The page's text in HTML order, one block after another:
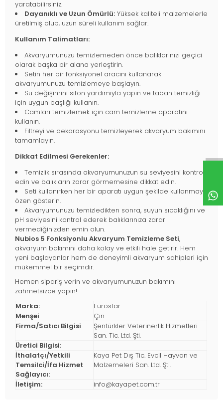
yaratabilirsiniz.
Dayanıklı ve Uzun Ömürlü: Yüksek kaliteli malzemelerle
üretilmiş olup, uzun süreli kullanım sağlar.
Kullanım Talimatları:
Akvaryumunuzu temizlemeden önce balıklarınızı geçici
olarak başka bir alana yerleştirin.
Setin her bir fonksiyonel aracını kullanarak
akvaryumunuzu temizlemeye başlayın.
Su değişimini sifon yardımıyla yapın ve taban temizliği
için uygun başlığı kullanın.
Camları temizlemek için cam temizleme aparatını
kullanın.
Filtreyi ve dekorasyonu temizleyerek akvaryum bakımını
tamamlayın.
Dikkat Edilmesi Gerekenler:
Temizlik sırasında akvaryumunuzun su seviyesini kontrol
edin ve balıkların zarar görmemesine dikkat edin.
Seti kullanırken her bir aparatı uygun şekilde kullanmaya
özen gösterin.
Akvaryumunuzu temizledikten sonra, suyun sıcaklığını ve
pH seviyesini kontrol ederek balıklarınıza zarar
vermediğinizden emin olun.
Nubios 5 Fonksiyonlu Akvaryum Temizleme Seti,
akvaryum bakımını daha kolay ve etkili hale getirir. Hem
yeni başlayanlar hem de deneyimli akvaryum sahipleri için
mükemmel bir seçimdir.
Hemen sipariş verin ve akvaryumunuzun bakımını
zahmetsizce yapın!
Marka:
Eurostar
Menşei
Çin
Firma/Satıcı Bilgisi
Şentürkler Veterinerlik Hizmetleri
San. Tic. Ltd. Şti.
Üretici Bilgisi:
İthalatçı/Yetkili
Temsilci/İfa Hizmet
Sağlayıcı:
Kaya Pet Dış Tic. Evcil Hayvan ve
Malzemeleri San. Ltd. Şti.
İletişim: info@kayapet.com.tr